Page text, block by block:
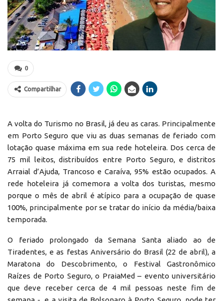
0
Compartilhar
A volta do Turismo no Brasil, já deu as caras. Principalmente
em Porto Seguro que viu as duas semanas de feriado com
lotação quase máxima em sua rede hoteleira. Dos cerca de
75 mil leitos, distribuídos entre Porto Seguro, e distritos
Arraial d’Ajuda, Trancoso e Caraíva, 95% estão ocupados. A
rede hoteleira já comemora a volta dos turistas, mesmo
porque o mês de abril é atípico para a ocupação de quase
100%, principalmente por se tratar do início da média/baixa
temporada.
O feriado prolongado da Semana Santa aliado ao de
Tiradentes, e as festas Aniversário do Brasil (22 de abril), a
Maratona do Descobrimento, o Festival Gastronômico
Raízes de Porto Seguro, o PraiaMed – evento universitário
que deve receber cerca de 4 mil pessoas neste fim de